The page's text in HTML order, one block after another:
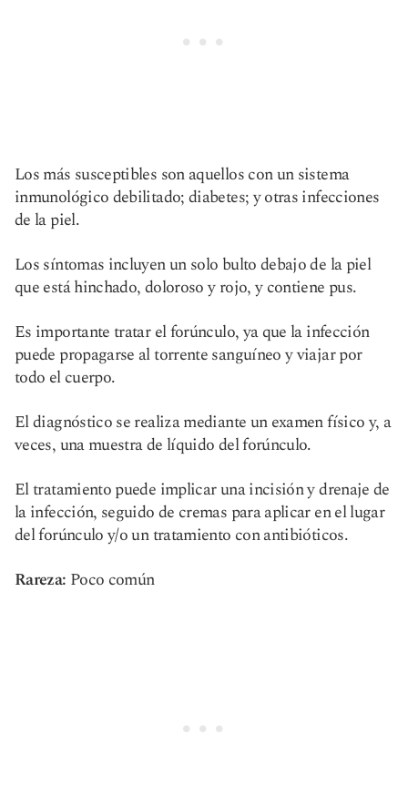
Los más susceptibles son aquellos con un sistema
inmunológico debilitado; diabetes; y otras infecciones
de la piel.
Los síntomas incluyen un solo bulto debajo de la piel
que está hinchado, doloroso y rojo, y contiene pus.
Es importante tratar el forúnculo, ya que la infección
puede propagarse al torrente sanguíneo y viajar por
todo el cuerpo.
El diagnóstico se realiza mediante un examen físico y, a
veces, una muestra de líquido del forúnculo.
El tratamiento puede implicar una incisión y drenaje de
la infección, seguido de cremas para aplicar en el lugar
del forúnculo y/o un tratamiento con antibióticos.
Rareza: Poco común